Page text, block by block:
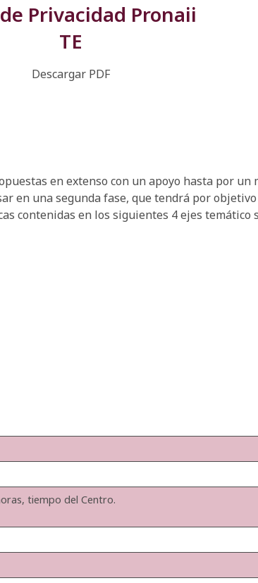
Privacidad Pronaii
TE
Descargar PDF
en extenso con un apoyo hasta por un
en una segunda fase, que tendrá por
contenidas en los siguientes 4 ejes temático
tiempo del Centro.